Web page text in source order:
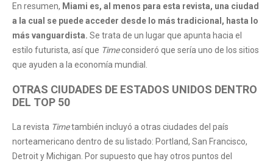
En resumen, Miami es, al menos para esta revista, una ciudad
a la cual se puede acceder desde lo más tradicional, hasta lo
más vanguardista. Se trata de un lugar que apunta hacia el
estilo futurista, así que Timeconsideró que sería uno de los sitios
que ayuden a la economía mundial.
OTRAS CIUDADES DE ESTADOS UNIDOS DENTRO
DEL TOP 50
La revista Timetambién incluyó a otras ciudades del país
norteamericano dentro de su listado: Portland, San Francisco,
Detroit y Michigan. Por supuesto que hay otros puntos del